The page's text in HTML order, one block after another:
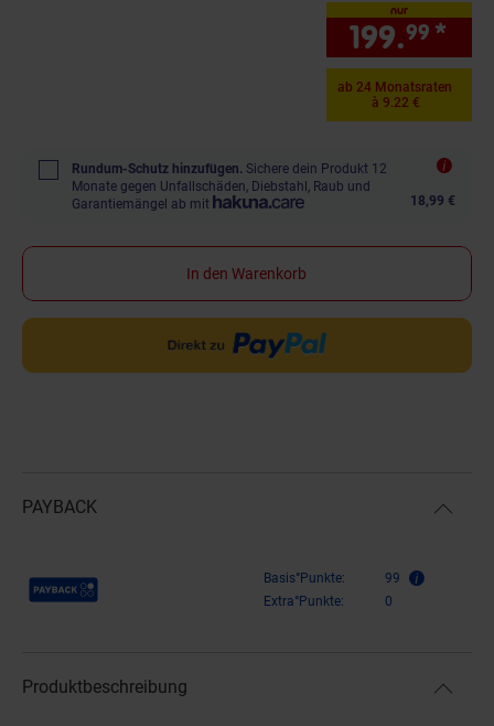
nur
199.99 *
ab 24 Monatsraten
à 9.22 €
Rundum-Schutz hinzufügen. Sichere dein Produkt 12
Monate gegen Unfallschäden, Diebstahl, Raub und
Garantiemängel ab mit
18,99 €
In den Warenkorb
PAYBACK
Payback Punkte Basis°Punkte:
99
Extra°Punkte:
0
Produktbeschreibung